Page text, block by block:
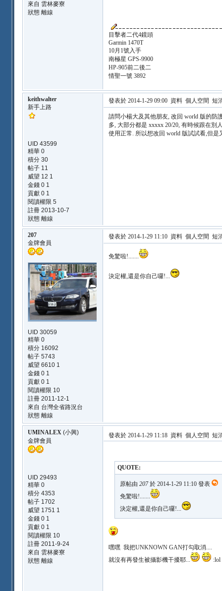
來自 雲林麥寮
狀態 離線
目擊者二代4鏡頭
Garmin 1470T
10月1號入手
南極星 GPS-9900
HP-905前二後二
情聖一號 3892
keithwalter
新手上路
UID 43599
精華 0
積分 30
帖子 11
威望 12 1
金錢 0 1
貢獻 0 1
閱讀權限 5
註冊 2013-10-7
狀態 離線
發表於 2014-1-29 09:00 資料 個人空間 短
請問小楊大及其他朋友, 改回 world 版的防
多, 大部分都是 xxxxx 20/20, 有時候跟在別
使用正常. 所以想改回 world 版試試看,但是
207
金牌會員
UID 30059
精華 0
積分 16092
帖子 5743
威望 6610 1
金錢 0 1
貢獻 0 1
閱讀權限 10
註冊 2011-12-1
來自 台灣全省路況台
狀態 離線
發表於 2014-1-29 11:10 資料 個人空間 短
免驚啦!.......
決定權,還是你自己囉!...
UMINALEX (小興)
金牌會員
UID 29493
精華 0
積分 4353
帖子 1702
威望 1751 1
金錢 0 1
貢獻 0 1
閱讀權限 10
註冊 2011-9-24
來自 雲林麥寮
狀態 離線
發表於 2014-1-29 11:18 資料 個人空間 短
QUOTE:
原帖由 207於 2014-1-29 11:10 發表
免驚啦!.......
決定權,還是你自己囉!...
嘿嘿 我把UNKNOWN GAN打勾取消....
就沒有再發生被攝影機干擾耶...
:lol